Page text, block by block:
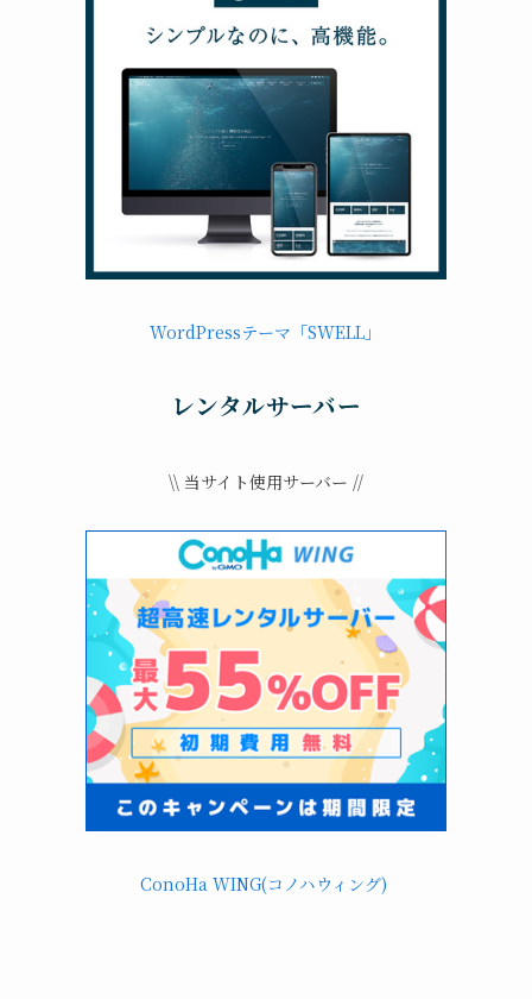
WordPressテーマ「SWELL」
レンタルサーバー
\\ 当サイト使用サーバー //
ConoHa WING(コノハウィング)